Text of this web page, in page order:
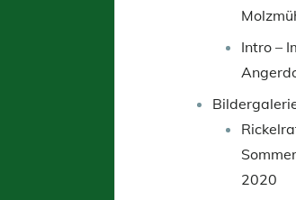
Intro –
2020